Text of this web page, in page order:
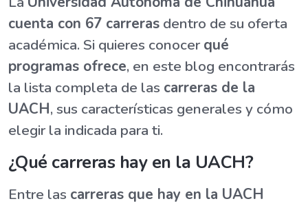
cuenta con 67 carreras dentro de su oferta
académica. Si quieres conocerqué
programas ofrece, en este blog encontrarás
la lista completa de las carreras de la
UACH, sus características generales y cómo
elegir la indicada para ti.
¿Qué carreras hay en la UACH?
Entre las carreras que hay en la UACH